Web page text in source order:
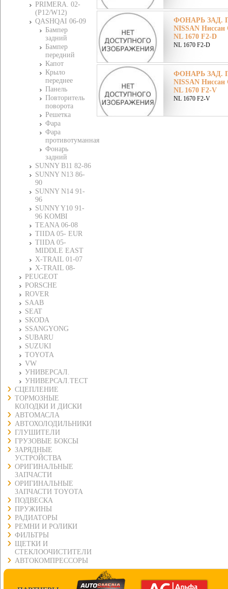
PRIMERA. 02-
(P12/W12)
QASHQAI 06-09
Бампер
задний
Бампер
передний
Капот
Крыло
переднее
Панель
Повторитель
поворота
Решетка
Фара
Фара
противотуманная
Фонарь
задний
SUNNY B11 82-86
SUNNY N13 86-
90
SUNNY N14 91-
96
SUNNY Y10 91-
96 KOMBI
TEANA 06-08
TIIDA 05- EUR
TIIDA 05-
MIDDLE EAST
X-TRAIL 01-07
X-TRAIL 08-
PEUGEOT
PORSCHE
ROVER
SAAB
SEAT
SKODA
SSANGYONG
SUBARU
SUZUKI
TOYOTA
VW
УНИВЕРСАЛ.
УНИВЕРСАЛ.ТЕСТ
СЦЕПЛЕНИЕ
ТОРМОЗНЫЕ
КОЛОДКИ И ДИСКИ
АВТОМАСЛА
АВТОХОЛОДИЛЬНИКИ
ГЛУШИТЕЛИ
ГРУЗОВЫЕ БОКСЫ
ЗАРЯДНЫЕ
УСТРОЙСТВА
ОРИГИНАЛЬНЫЕ
ЗАПЧАСТИ
ОРИГИНАЛЬНЫЕ
ЗАПЧАСТИ TOYOTA
ПОДВЕСКА
ПРУЖИНЫ
РАДИАТОРЫ
РЕМНИ И РОЛИКИ
ФИЛЬТРЫ
ЩЕТКИ И
СТЕКЛООЧИСТИТЕЛИ
АВТОКОМПРЕССОРЫ
ФОНАРЬ ЗАД.
NISSAN Ниссан
NL 1670 F2-D
NL 1670 F2-D
ФОНАРЬ ЗАД.
NISSAN Ниссан
NL 1670 F2-V
NL 1670 F2-V